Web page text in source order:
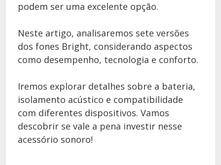
podem ser uma excelente opção.
Neste artigo, analisaremos sete versões
dos fones Bright, considerando aspectos
como desempenho, tecnologia e conforto.
Iremos explorar detalhes sobre a bateria,
isolamento acústico e compatibilidade
com diferentes dispositivos. Vamos
descobrir se vale a pena investir nesse
acessório sonoro!